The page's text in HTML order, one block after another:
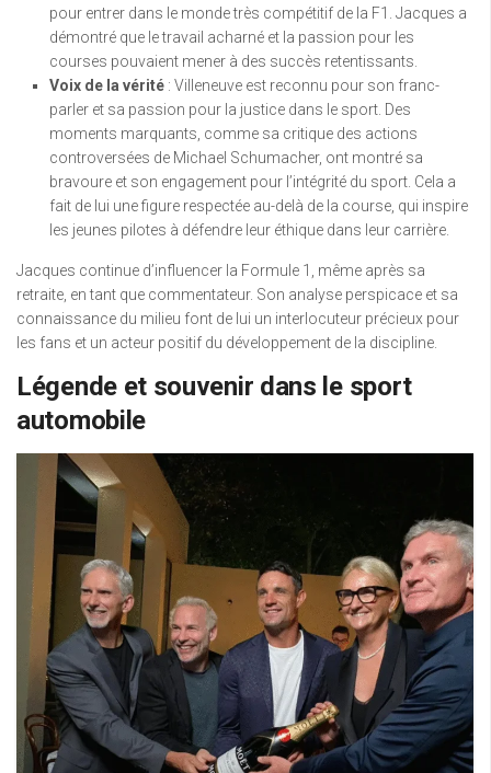
pour entrer dans le monde très compétitif de la F1. Jacques a
démontré que le travail acharné et la passion pour les
courses pouvaient mener à des succès retentissants.
Voix de la vérité : Villeneuve est reconnu pour son franc-
parler et sa passion pour la justice dans le sport. Des
moments marquants, comme sa critique des actions
controversées de Michael Schumacher, ont montré sa
bravoure et son engagement pour l’intégrité du sport. Cela a
fait de lui une figure respectée au-delà de la course, qui inspire
les jeunes pilotes à défendre leur éthique dans leur carrière.
Jacques continue d’influencer la Formule 1, même après sa
retraite, en tant que commentateur. Son analyse perspicace et sa
connaissance du milieu font de lui un interlocuteur précieux pour
les fans et un acteur positif du développement de la discipline.
Légende et souvenir dans le sport
automobile